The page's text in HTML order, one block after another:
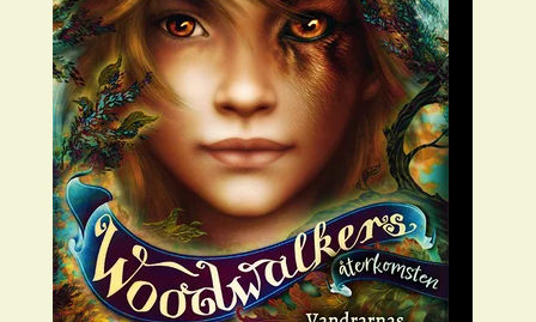
FAQ
För bibliotek